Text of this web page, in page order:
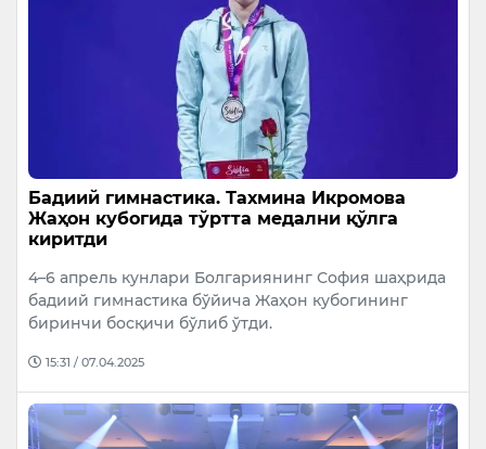
Бадиий гимнастика. Тахмина Икромова
Жаҳон кубогида тўртта медални қўлга
киритди
4–6 апрель кунлари Болгариянинг София шаҳрида
бадиий гимнастика бўйича Жаҳон кубогининг
биринчи босқичи бўлиб ўтди.
15:31 / 07.04.2025